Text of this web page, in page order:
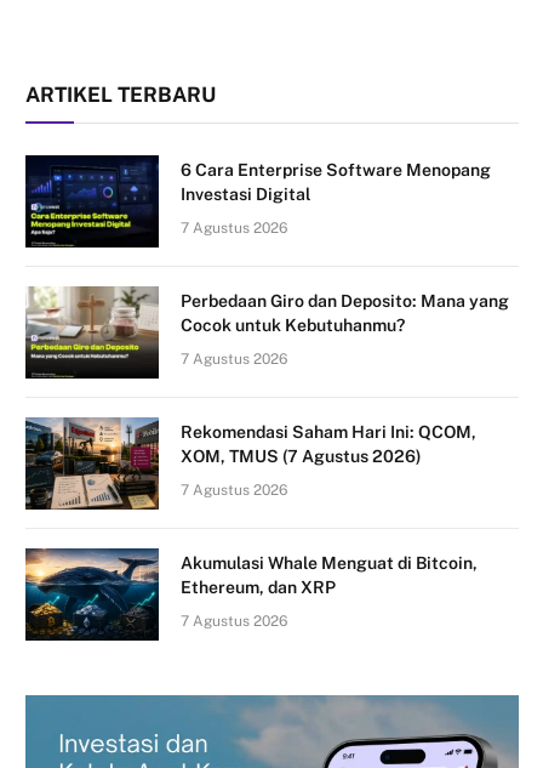
ARTIKEL TERBARU
6 Cara Enterprise Software Menopang
Investasi Digital
7 Agustus 2026
Perbedaan Giro dan Deposito: Mana yang
Cocok untuk Kebutuhanmu?
7 Agustus 2026
Rekomendasi Saham Hari Ini: QCOM,
XOM, TMUS (7 Agustus 2026)
7 Agustus 2026
Akumulasi Whale Menguat di Bitcoin,
Ethereum, dan XRP
7 Agustus 2026